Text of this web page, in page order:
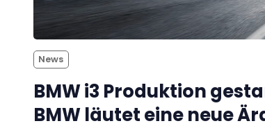
News
BMW i3 Produktion
BMW läutet eine neue